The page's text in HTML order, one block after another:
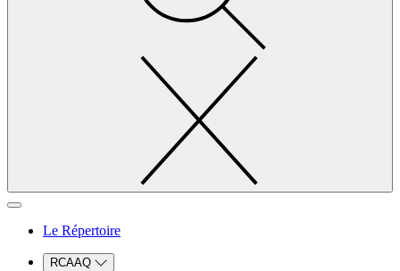
Le Répertoire
RCAAQ